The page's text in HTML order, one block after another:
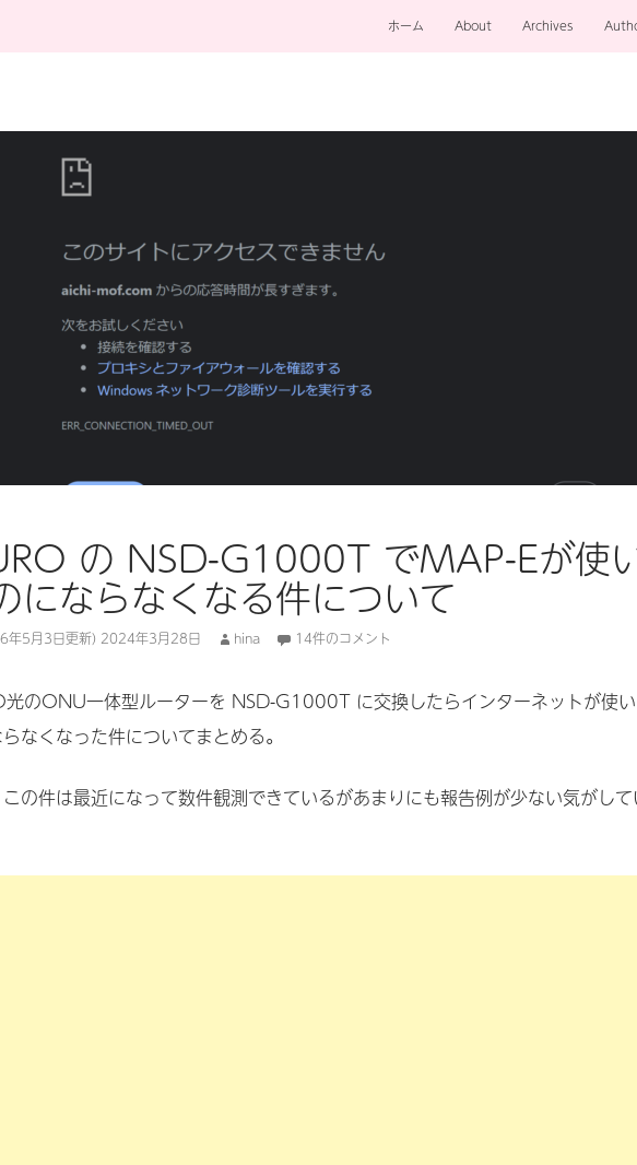
ホーム About Archives
の NSD-G1000T でMAP-Eが使
にならなくなる件について
年5月3日更新) 2024年3月28日 hina 14件のコメント
のONU一体型ルーターを NSD-G1000T に交換したらインターネットが使い
なくなった件についてまとめる。
の件は最近になって数件観測できているがあまりにも報告例が少ない気がし